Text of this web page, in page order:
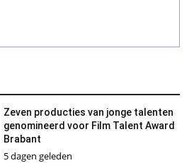
Zeven producties van jonge talenten
genomineerd voor Film Talent Award
Brabant
5 dagen geleden